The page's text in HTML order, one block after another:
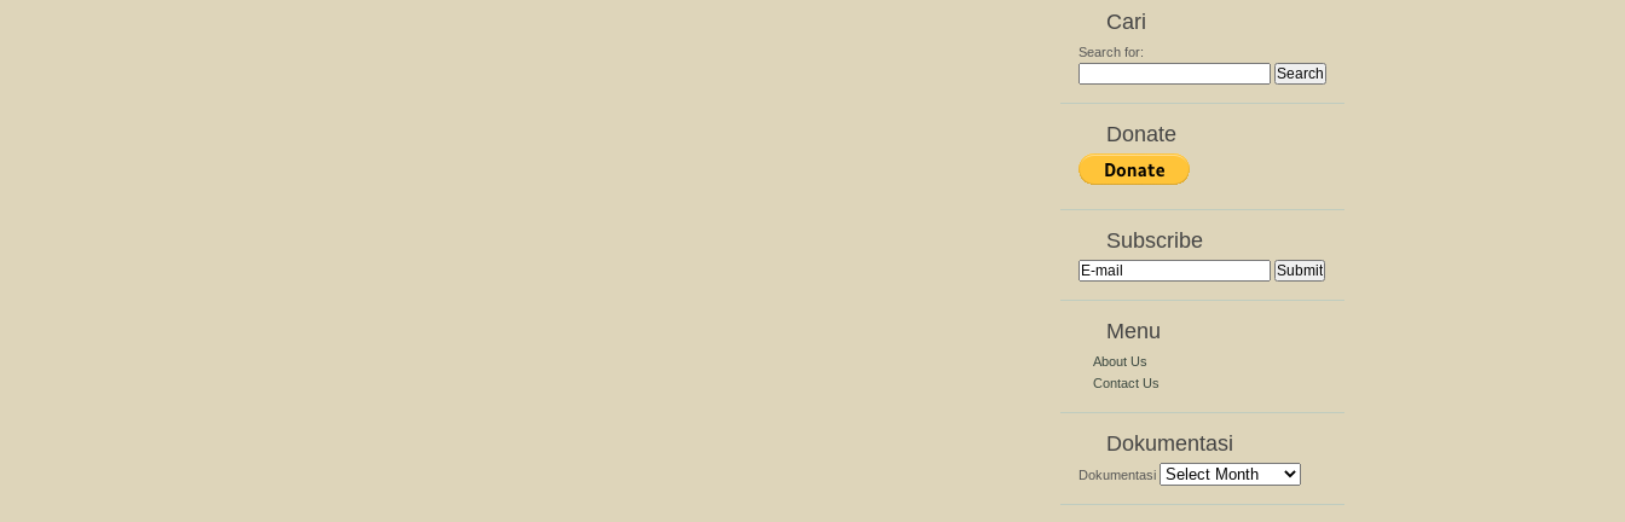
Cari
Search for:
Donate
Subscribe
Menu
About Us
Contact Us
Dokumentasi
Dokumentasi